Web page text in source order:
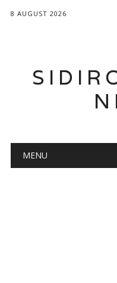
8 AUGUST 2026
Main menu
MENU